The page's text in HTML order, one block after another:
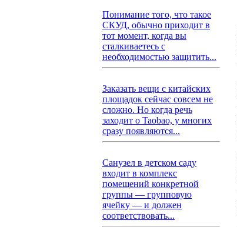
Понимание того, что такое
СКУД, обычно приходит в
тот момент, когда вы
сталкиваетесь с
необходимостью защитить...
Заказать вещи с китайских
площадок сейчас совсем не
сложно. Но когда речь
заходит о Taobao, у многих
сразу появляются...
Санузел в детском саду
входит в комплекс
помещений конкретной
группы — групповую
ячейку — и должен
соответствовать...